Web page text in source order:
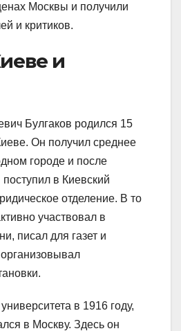
Москвы и получили
и критиков.
и
Булгаков родился 15
Он получил среднее
городе и после
в Киевский
отделение. В то
участвовал в
писал для газет и
в 1916 году,
в Москву. Здесь он